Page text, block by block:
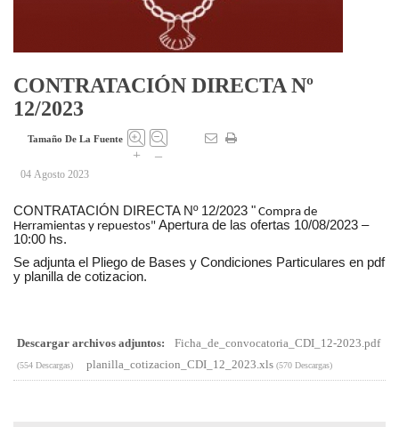
CONTRATACIÓN DIRECTA Nº
12/2023
Tamaño De La Fuente
+ –
04 Agosto 2023
CONTRATACIÓN DIRECTA Nº 12/2023 " Compra de
Herramientas y repuestos" Apertura de las ofertas 10/08/2023 –
10:00 hs.
Se adjunta el Pliego de Bases y Condiciones Particulares en pdf
y planilla de cotizacion.
Descargar archivos adjuntos: Ficha_de_convocatoria_CDI_12-2023.pdf
(554 Descargas) planilla_cotizacion_CDI_12_2023.xls (570 Descargas)